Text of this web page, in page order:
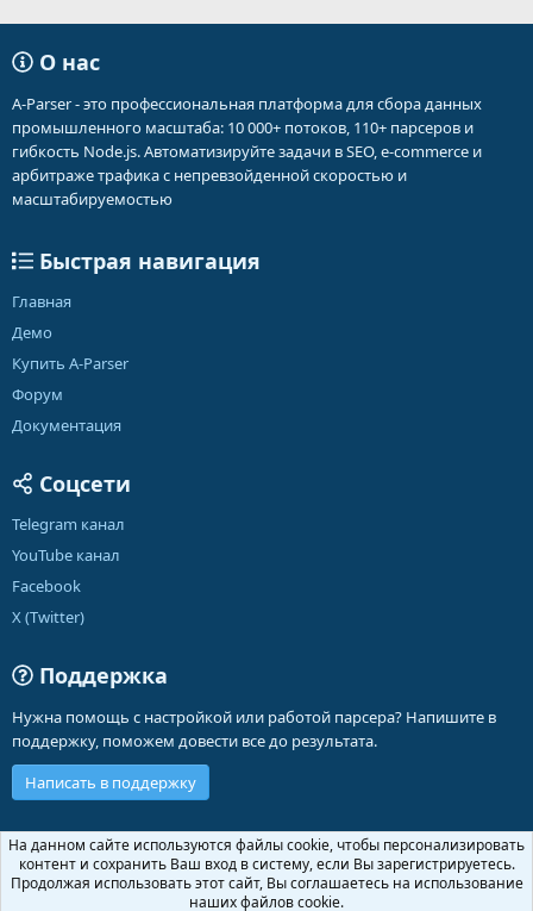
О нас
A-Parser - это профессиональная платформа для сбора данных
промышленного масштаба: 10 000+ потоков, 110+ парсеров и
гибкость Node.js. Автоматизируйте задачи в SEO, e-commerce и
арбитраже трафика с непревзойденной скоростью и
масштабируемостью
Быстрая навигация
Главная
Демо
Купить A-Parser
Форум
Документация
Соцсети
Telegram канал
YouTube канал
Facebook
X (Twitter)
Поддержка
Нужна помощь с настройкой или работой парсера? Напишите в
поддержку, поможем довести все до результата.
Написать в поддержку
Russian (RU)
Обратная связь
Условия и правила
Политика конфиденциальности
Помощь
На данном сайте используются файлы cookie, чтобы персонализировать
контент и сохранить Ваш вход в систему, если Вы зарегистрируетесь.
Продолжая использовать этот сайт, Вы соглашаетесь на использование
наших файлов cookie.